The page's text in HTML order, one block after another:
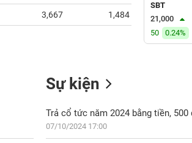
3,667 1,484 0.00
SBT
21,000
50
0.24%
Sự kiện
Trả cổ tức năm 2024 bằng tiền, 500
07/10/2024 17:00